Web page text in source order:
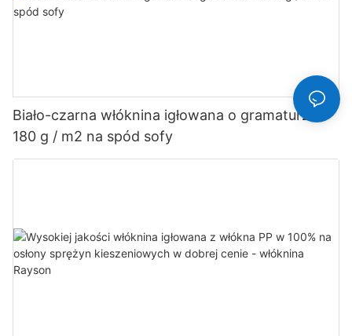
Biało-czarna włóknina igłowana o gramaturze
180 g / m2 na spód sofy